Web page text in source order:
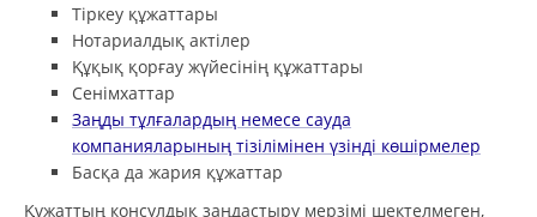
Тіркеу құжаттары
Нотариалдық актілер
Құқық қорғау жүйесінің құжаттары
Сенімхаттар
Заңды тұлғалардың немесе сауда
компанияларының тізілімінен үзінді көшірмелер
Басқа да жария құжаттар
Құжаттың консулдық заңдастыру мерзімі шектелмеген,